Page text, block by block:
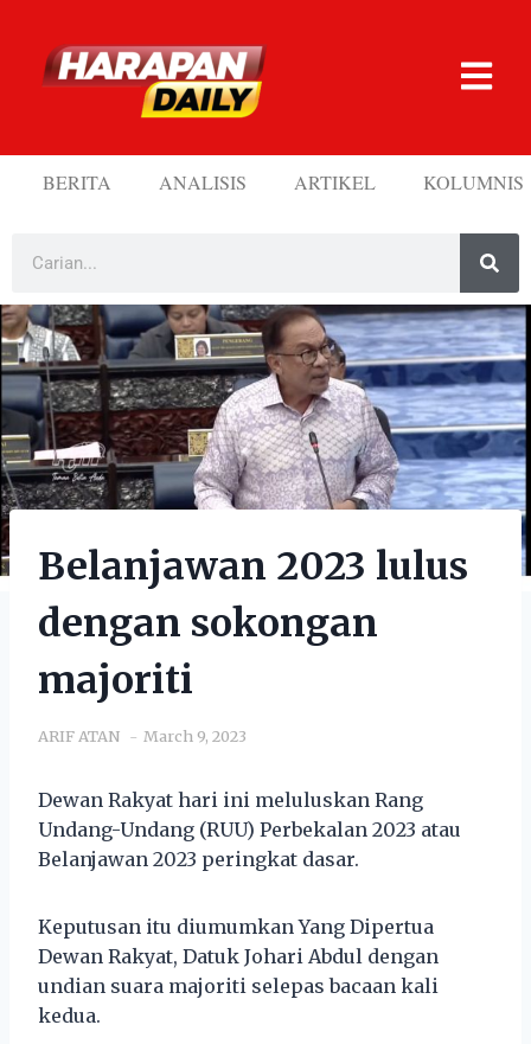
BERITA ANALISIS ARTIKEL KOLUMNIS
Belanjawan 2023 lulus
dengan sokongan
majoriti
ARIF ATAN March 9, 2023
Dewan Rakyat hari ini meluluskan Rang
Undang-Undang (RUU) Perbekalan 2023 atau
Belanjawan 2023 peringkat dasar.
Keputusan itu diumumkan Yang Dipertua
Dewan Rakyat, Datuk Johari Abdul dengan
undian suara majoriti selepas bacaan kali
kedua.